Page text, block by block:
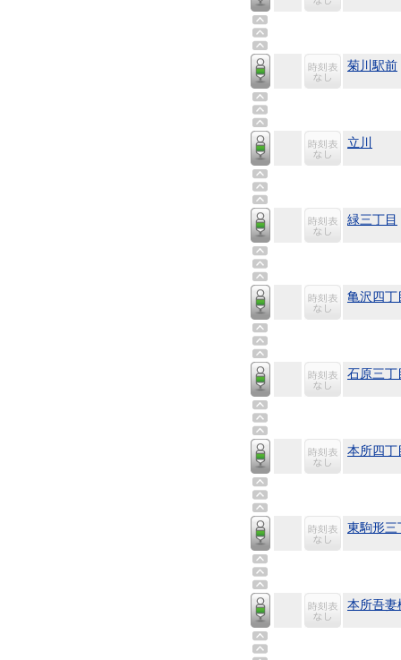
菊川駅前
立川
緑三丁目
亀沢四丁
石原三丁
本所四丁
東駒形三
本所吾妻